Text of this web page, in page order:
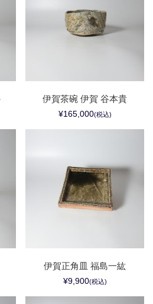
伊賀茶碗 伊賀 谷本貴
¥165,000(税込)
伊賀正角皿 福島一紘
¥9,900(税込)